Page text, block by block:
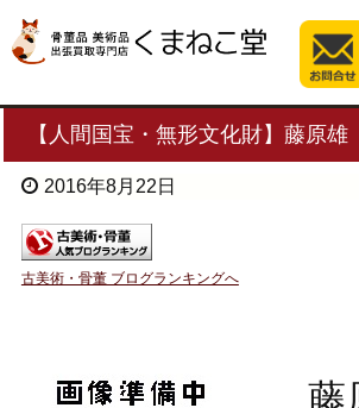
【人間国宝・無形文化財】藤原雄
2016年8月22日
古美術・骨董 ブログランキングへ
藤